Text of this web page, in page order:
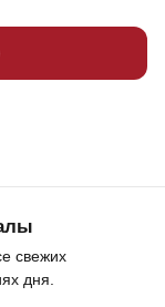
свежих
дня.